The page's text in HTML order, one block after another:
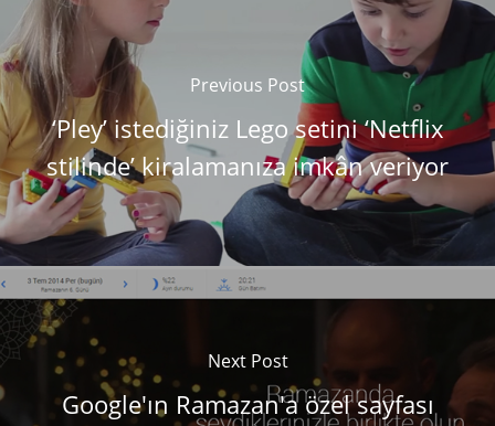
Previous Post
‘Pley’ istediğiniz Lego setini ‘Netflix
stilinde’ kiralamanıza imkân veriyor
Next Post
Google'ın Ramazan'a özel sayfası